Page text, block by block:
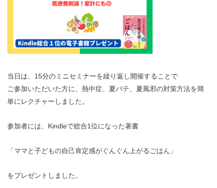
当日は、15分のミニセミナーを繰り返し開催することで
ご参加いただいた方に、熱中症、夏バテ、夏風邪の対策方法を簡
単にレクチャーしました。
参加者には、Kindleで総合1位になった著書
「ママと子どもの自己肯定感がぐんぐん上がるごはん」
をプレゼントしました。